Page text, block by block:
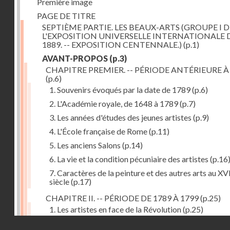
PAGE DE TITRE
SEPTIÈME PARTIE. LES BEAUX-ARTS (GROUPE I
L'EXPOSITION UNIVERSELLE INTERNATIONALE
1889. -- EXPOSITION CENTENNALE.) (p.1)
AVANT-PROPOS (p.3)
CHAPITRE PREMIER. -- PÉRIODE ANTÉRIEURE
(p.6)
1. Souvenirs évoqués par la date de 1789(p.6)
2. L'Académie royale, de 1648 à 1789(p.7)
3. Les années d'études des jeunes artistes (p.9)
4. L'École française de Rome(p.11)
5. Les anciens Salons (p.14)
6. La vie et la condition pécuniaire des artistes (p.16)
7. Caractères de la peinture et des autres arts au
siècle(p.17)
CHAPITRE II. -- PÉRIODE DE 1789 À 1799(p.25)
1. Les artistes en face de la Révolution(p.25)